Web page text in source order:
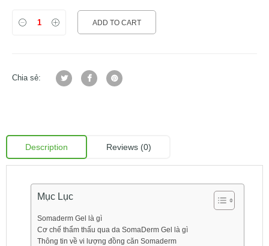
ADD TO CART
Chia sẻ:
Description Reviews (0)
Mục Lục
Somaderm Gel là gì
Cơ chế thẩm thấu qua da SomaDerm Gel là gì
Thông tin về vi lượng đồng căn Somaderm